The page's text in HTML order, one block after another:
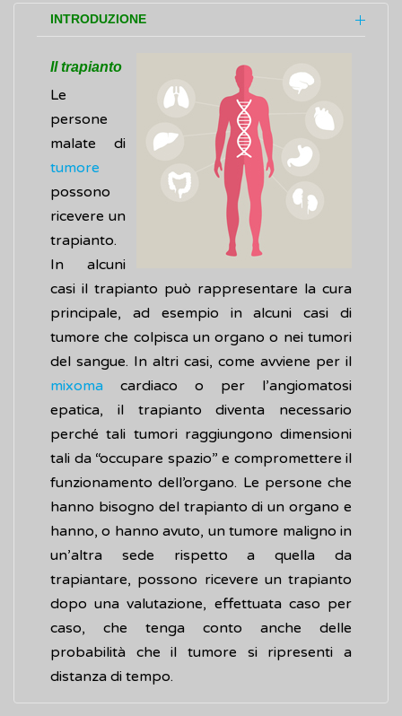
INTRODUZIONE
Il trapianto
Le
persone
malate di
tumore
possono
ricevere un
trapianto.
In alcuni
casi il trapianto può rappresentare la cura
principale, ad esempio in alcuni casi di
tumore che colpisca un organo o nei tumori
del sangue. In altri casi, come avviene per il
mixoma cardiaco o per l’angiomatosi
epatica, il trapianto diventa necessario
perché tali tumori raggiungono dimensioni
tali da “occupare spazio” e compromettere il
funzionamento dell’organo. Le persone che
hanno bisogno del trapianto di un organo e
hanno, o hanno avuto, un tumore maligno in
un’altra sede rispetto a quella da
trapiantare, possono ricevere un trapianto
dopo una valutazione, effettuata caso per
caso, che tenga conto anche delle
probabilità che il tumore si ripresenti a
distanza di tempo.